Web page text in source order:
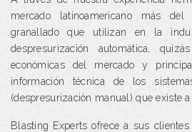
mercado latinoamericano más
granallado que utilizan en la
despresurización automática,
económicas del mercado y
información técnica de los
(despresurización manual) que existe a
Blasting Experts ofrece a sus